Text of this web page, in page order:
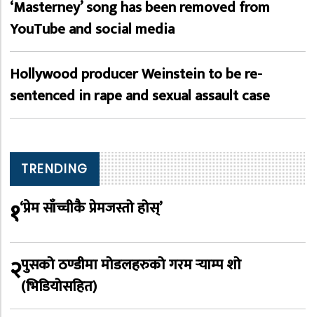
‘Masterney’ song has been removed from
YouTube and social media
Hollywood producer Weinstein to be re-
sentenced in rape and sexual assault case
TRENDING
१‘प्रेम साँच्चीकै प्रेमजस्तो होस्’
२पुसको ठण्डीमा मोडलहरुको गरम र्‍याम्प शो
(भिडियोसहित)